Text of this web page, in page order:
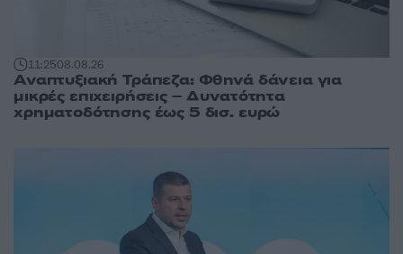
11:2508.08.26
Αναπτυξιακή Τράπεζα: Φθηνά δάνεια για
μικρές επιχειρήσεις – Δυνατότητα
χρηματοδότησης έως 5 δισ. ευρώ